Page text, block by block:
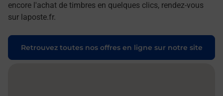
encore l'achat de timbres en quelques clics, rendez-vous
sur laposte.fr.
Retrouvez toutes nos offres en ligne sur notre site